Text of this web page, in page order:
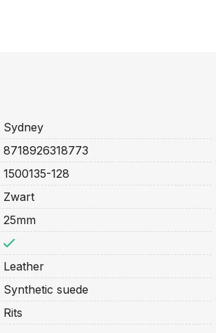
Sydney
8718926318773
1500135-128
Zwart
25mm
Leather
Synthetic suede
Rits